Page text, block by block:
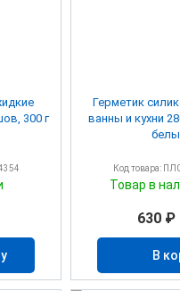
300 г
Герметик
ванны и кухни
Код товара:
Товар в
630 ₽
В